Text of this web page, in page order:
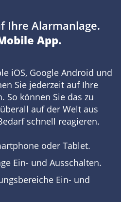
Ihre Alarmanlage.
App.
iOS, Google Android und
Sie jederzeit auf Ihre
So können Sie das zu
auf der Welt aus
schnell reagieren.
oder Tablet.
Ein- und Ausschalten.
Ein- und